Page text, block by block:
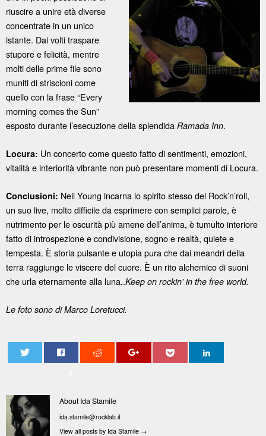
riuscire a unire età diverse
concentrate in un unico
istante. Dai volti traspare
stupore e felicità, mentre
molti delle prime file sono
muniti di striscioni come
quello con la frase “Every
morning comes the Sun”
esposto durante l’esecuzione della splendida Ramada Inn.
Locura: Un concerto come questo fatto di sentimenti, emozioni,
vitalità e interiorità vibrante non può presentare momenti di Locura.
Conclusioni: Neil Young incarna lo spirito stesso del Rock’n’roll,
un suo live, molto difficile da esprimere con semplici parole, è
nutrimento per le oscurità più amene dell’anima, è tumulto interiore
fatto di introspezione e condivisione, sogno e realtà, quiete e
tempesta. È storia pulsante e utopia pura che dai meandri della
terra raggiunge le viscere del cuore. È un rito alchemico di suoni
che urla eternamente alla luna..Keep on rockin’ in the free world.
Le foto sono di Marco Loretucci.
About Ida Stamile
ida.stamile@rocklab.it
View all posts by Ida Stamile →